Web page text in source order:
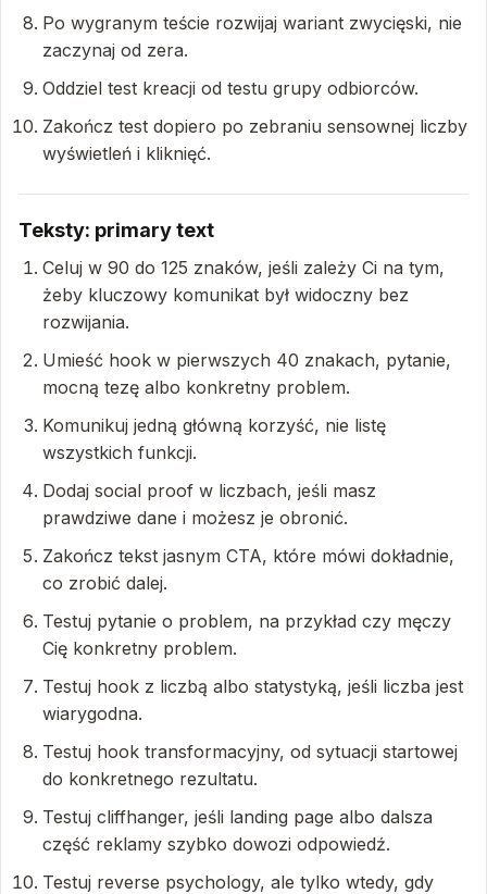
Po wygranym teście rozwijaj wariant zwycięski, nie
zaczynaj od zera.
Oddziel test kreacji od testu grupy odbiorców.
Zakończ test dopiero po zebraniu sensownej liczby
wyświetleń i kliknięć.
Teksty: primary text
Celuj w 90 do 125 znaków, jeśli zależy Ci na tym,
żeby kluczowy komunikat był widoczny bez
rozwijania.
Umieść hook w pierwszych 40 znakach, pytanie,
mocną tezę albo konkretny problem.
Komunikuj jedną główną korzyść, nie listę
wszystkich funkcji.
Dodaj social proof w liczbach, jeśli masz
prawdziwe dane i możesz je obronić.
Zakończ tekst jasnym CTA, które mówi dokładnie,
co zrobić dalej.
Testuj pytanie o problem, na przykład czy męczy
Cię konkretny problem.
Testuj hook z liczbą albo statystyką, jeśli liczba jest
wiarygodna.
Testuj hook transformacyjny, od sytuacji startowej
do konkretnego rezultatu.
Testuj cliffhanger, jeśli landing page albo dalsza
część reklamy szybko dowozi odpowiedź.
Testuj reverse psychology, ale tylko wtedy, gdy